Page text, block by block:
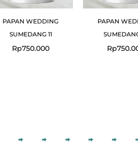
PAPAN WEDDING
SUMEDANG 11
Rp750.000
PAPAN
Rp